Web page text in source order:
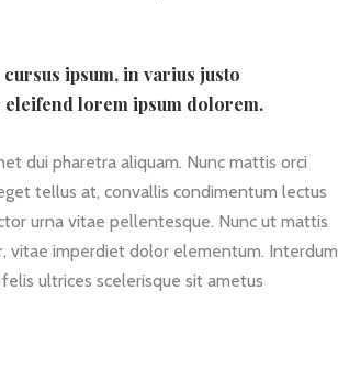
ipsum, in varius justo
lorem ipsum dolorem.
dui pharetra aliquam. Nunc mattis orci
tellus at, convallis condimentum lectus
urna vitae pellentesque. Nunc ut mattis
vitae imperdiet dolor elementum. Interdum
ultrices scelerisque sit ametus